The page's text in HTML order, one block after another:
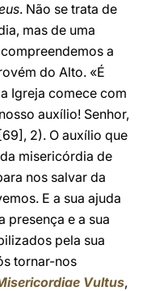
. Não se trata de
mas de uma
a
do Alto. «É
Igreja comece com
auxílio! Senhor,
2). O auxílio que
misericórdia de
nos salvar da
E a sua ajuda
presença e a sua
pela sua
tornar-nos
Vultus,